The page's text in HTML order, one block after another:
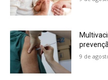
9 de